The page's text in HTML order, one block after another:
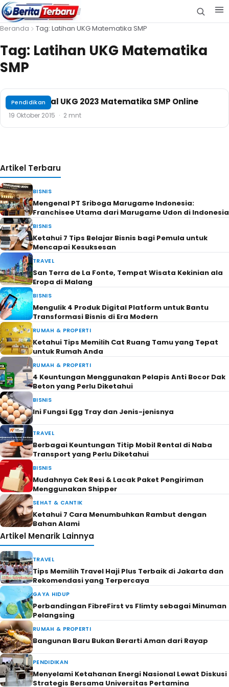
Beranda Tag: Latihan UKG Matematika SMP
Tag: Latihan UKG Matematika
SMP
Pendidikan
Contoh Soal UKG 2023 Matematika SMP Online
19 Oktober 2015 · 2 mnt
Artikel Terbaru
BISNIS
Mengenal PT Sriboga Marugame Indonesia:
Franchisee Utama dari Marugame Udon di Indonesia
BISNIS
Ketahui 7 Tips Belajar Bisnis bagi Pemula untuk
Mencapai Kesuksesan
TRAVEL
San Terra de La Fonte, Tempat Wisata Kekinian ala
Eropa di Malang
BISNIS
Mengulik 4 Produk Digital Platform untuk Bantu
Transformasi Bisnis di Era Modern
RUMAH & PROPERTI
Ketahui Tips Memilih Cat Ruang Tamu yang Tepat
untuk Rumah Anda
RUMAH & PROPERTI
4 Keuntungan Menggunakan Pelapis Anti Bocor Dak
Beton yang Perlu Diketahui
BISNIS
Ini Fungsi Egg Tray dan Jenis-jenisnya
TRAVEL
Berbagai Keuntungan Titip Mobil Rental di Naba
Transport yang Perlu Diketahui
BISNIS
Mudahnya Cek Resi & Lacak Paket Pengiriman
Menggunakan Shipper
SEHAT & CANTIK
Ketahui 7 Cara Menumbuhkan Rambut dengan
Bahan Alami
Artikel Menarik Lainnya
TRAVEL
Tips Memilih Travel Haji Plus Terbaik di Jakarta dan
Rekomendasi yang Terpercaya
GAYA HIDUP
Perbandingan FibreFirst vs Flimty sebagai Minuman
Pelangsing
RUMAH & PROPERTI
Bangunan Baru Bukan Berarti Aman dari Rayap
PENDIDIKAN
Menyelami Ketahanan Energi Nasional Lewat Diskusi
Strategis Bersama Universitas Pertamina